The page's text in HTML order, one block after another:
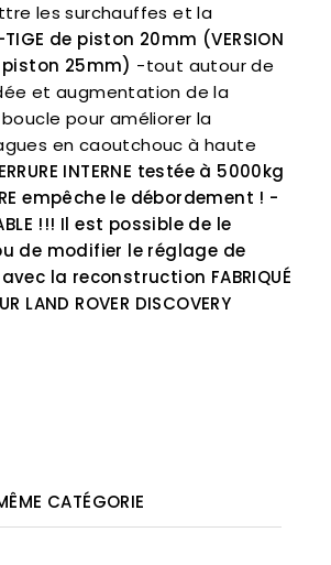
les surchauffes et la
TIGE de piston 20mm (VERSION
piston 25mm) -tout autour de
et augmentation de la
pour améliorer la
en caoutchouc à haute
INTERNE testée à 5000kg
empêche le débordement ! -
!!! Il est possible de le
de modifier le réglage de
la reconstruction FABRIQUÉ
LAND ROVER DISCOVERY
CATÉGORIE